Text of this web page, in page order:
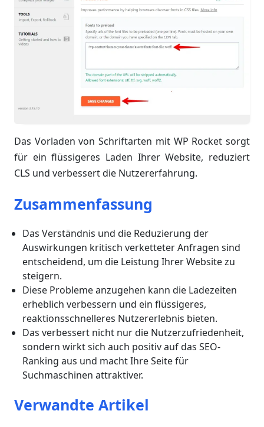
Das Vorladen von Schriftarten mit WP Rocket sorgt
für ein flüssigeres Laden Ihrer Website, reduziert
CLS und verbessert die Nutzererfahrung.
Zusammenfassung
Das Verständnis und die Reduzierung der
Auswirkungen kritisch verketteter Anfragen sind
entscheidend, um die Leistung Ihrer Website zu
steigern.
Diese Probleme anzugehen kann die Ladezeiten
erheblich verbessern und ein flüssigeres,
reaktionsschnelleres Nutzererlebnis bieten.
Das verbessert nicht nur die Nutzerzufriedenheit,
sondern wirkt sich auch positiv auf das SEO-
Ranking aus und macht Ihre Seite für
Suchmaschinen attraktiver.
Verwandte Artikel